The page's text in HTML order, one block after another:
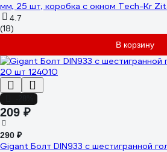
мм, 25 шт, коробка с окном Tech-Kr
4.7
(18)
В корзину
209 ₽
290 ₽
Gigant Болт DIN933 с шестигранной